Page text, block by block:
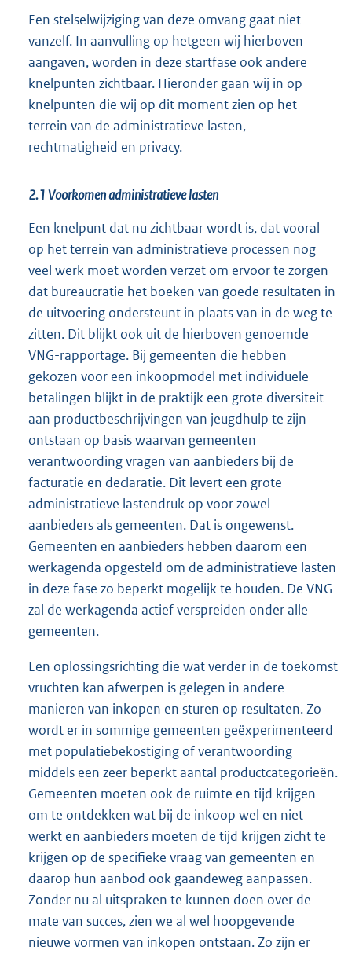
Een stelselwijziging van deze omvang gaat niet
vanzelf. In aanvulling op hetgeen wij hierboven
aangaven, worden in deze startfase ook andere
knelpunten zichtbaar. Hieronder gaan wij in op
knelpunten die wij op dit moment zien op het
terrein van de administratieve lasten,
rechtmatigheid en privacy.
2.1 Voorkomen administratieve lasten
Een knelpunt dat nu zichtbaar wordt is, dat vooral
op het terrein van administratieve processen nog
veel werk moet worden verzet om ervoor te zorgen
dat bureaucratie het boeken van goede resultaten in
de uitvoering ondersteunt in plaats van in de weg te
zitten. Dit blijkt ook uit de hierboven genoemde
VNG-rapportage. Bij gemeenten die hebben
gekozen voor een inkoopmodel met individuele
betalingen blijkt in de praktijk een grote diversiteit
aan productbeschrijvingen van jeugdhulp te zijn
ontstaan op basis waarvan gemeenten
verantwoording vragen van aanbieders bij de
facturatie en declaratie. Dit levert een grote
administratieve lastendruk op voor zowel
aanbieders als gemeenten. Dat is ongewenst.
Gemeenten en aanbieders hebben daarom een
werkagenda opgesteld om de administratieve lasten
in deze fase zo beperkt mogelijk te houden. De VNG
zal de werkagenda actief verspreiden onder alle
gemeenten.
Een oplossingsrichting die wat verder in de toekomst
vruchten kan afwerpen is gelegen in andere
manieren van inkopen en sturen op resultaten. Zo
wordt er in sommige gemeenten geëxperimenteerd
met populatiebekostiging of verantwoording
middels een zeer beperkt aantal productcategorieën.
Gemeenten moeten ook de ruimte en tijd krijgen
om te ontdekken wat bij de inkoop wel en niet
werkt en aanbieders moeten de tijd krijgen zicht te
krijgen op de specifieke vraag van gemeenten en
daarop hun aanbod ook gaandeweg aanpassen.
Zonder nu al uitspraken te kunnen doen over de
mate van succes, zien we al wel hoopgevende
nieuwe vormen van inkopen ontstaan. Zo zijn er